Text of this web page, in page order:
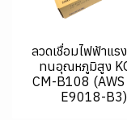
ลวดเชื่อมไฟฟ้าแร
ทนอุณหภูมิสูง
CM-B108 (AWS
E9018-B3)